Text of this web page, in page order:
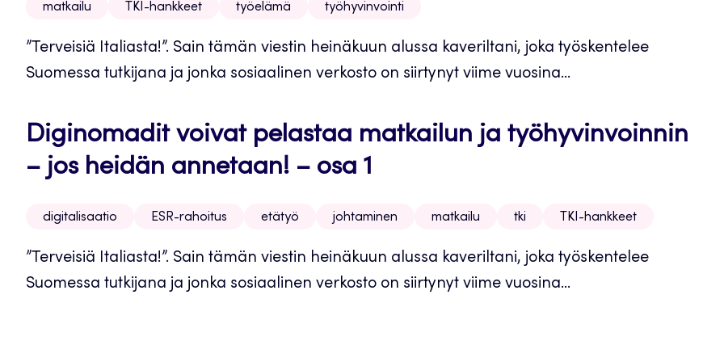
matkailu
TKI-hankkeet työelämä työhyvinvointi
”Terveisiä Italiasta!”. Sain tämän viestin heinäkuun alussa kaveriltani, joka työskentelee
Suomessa tutkijana ja jonka sosiaalinen verkosto on siirtynyt viime vuosina...
Diginomadit voivat pelastaa matkailun ja työhyvinvoinnin
– jos heidän annetaan! – osa 1
digitalisaatio ESR-rahoitus etätyö johtaminen matkailu tki TKI-hankkeet
”Terveisiä Italiasta!”. Sain tämän viestin heinäkuun alussa kaveriltani, joka työskentelee
Suomessa tutkijana ja jonka sosiaalinen verkosto on siirtynyt viime vuosina...